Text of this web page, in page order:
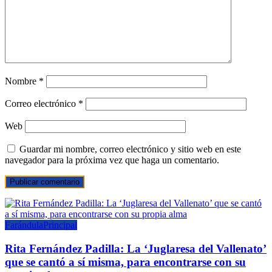
Nombre *
Correo electrónico *
Web
Guardar mi nombre, correo electrónico y sitio web en este
navegador para la próxima vez que haga un comentario.
FarándulaPrincipal
Rita Fernández Padilla: La ‘Juglaresa del Vallenato’
que se cantó a sí misma, para encontrarse con su